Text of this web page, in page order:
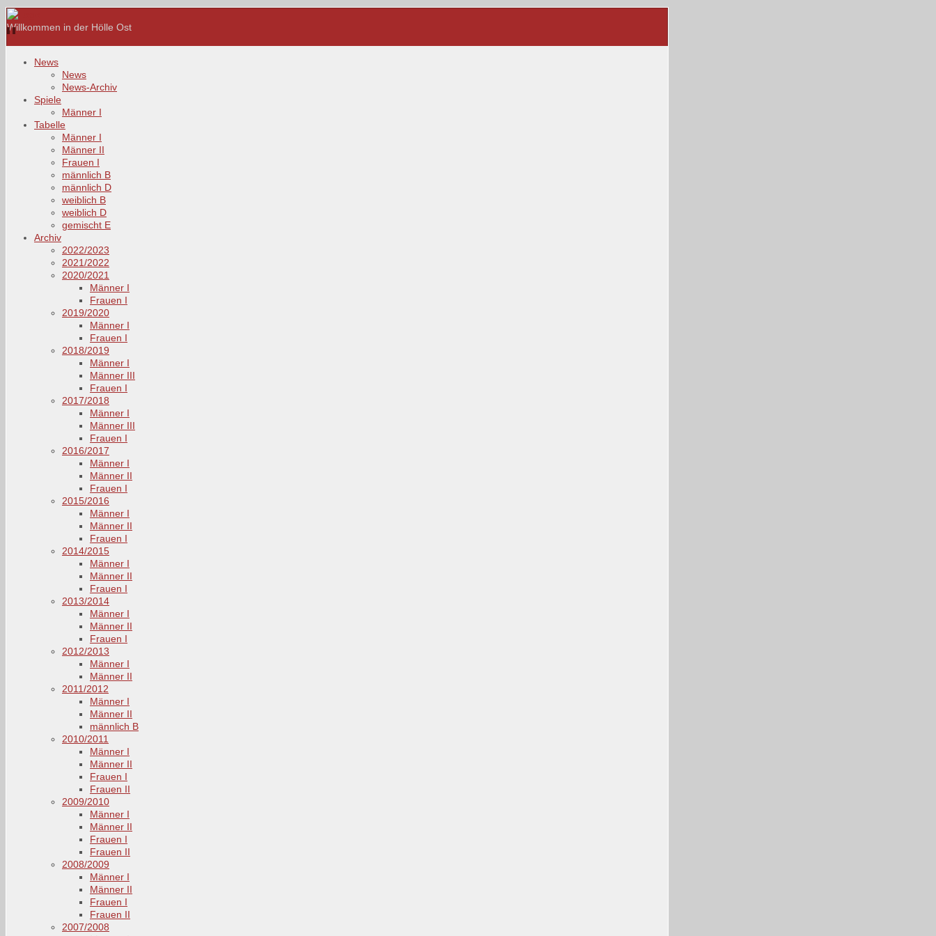
Willkommen in der Hölle Ost
News
News
News-Archiv
Spiele
Männer I
Tabelle
Männer I
Männer II
Frauen I
männlich B
männlich D
weiblich B
weiblich D
gemischt E
Archiv
2022/2023
2021/2022
2020/2021
Männer I
Frauen I
2019/2020
Männer I
Frauen I
2018/2019
Männer I
Männer III
Frauen I
2017/2018
Männer I
Männer III
Frauen I
2016/2017
Männer I
Männer II
Frauen I
2015/2016
Männer I
Männer II
Frauen I
2014/2015
Männer I
Männer II
Frauen I
2013/2014
Männer I
Männer II
Frauen I
2012/2013
Männer I
Männer II
2011/2012
Männer I
Männer II
männlich B
2010/2011
Männer I
Männer II
Frauen I
Frauen II
2009/2010
Männer I
Männer II
Frauen I
Frauen II
2008/2009
Männer I
Männer II
Frauen I
Frauen II
2007/2008